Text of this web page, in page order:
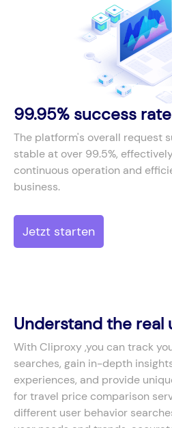
99.95% success rate
The platform's overall request
stable at over 99.5%,
continuous operation and
business.
Jetzt starten
Understand the real
With Cliproxy ,you can track
searches, gain in-depth
experiences, and provide
for travel price comparison
different user behavior